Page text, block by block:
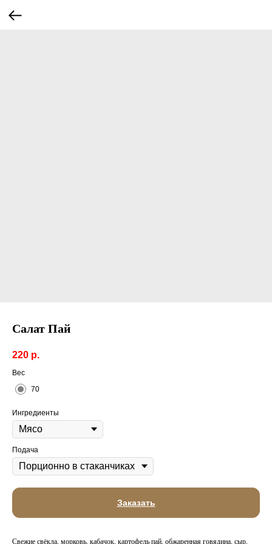
Салат Пай
220 р.
Вес
70
Ингредиенты
Подача
Заказать
Свежие свёкла, морковь, кабачок, картофель пай, обжаренная говядина, сыр,